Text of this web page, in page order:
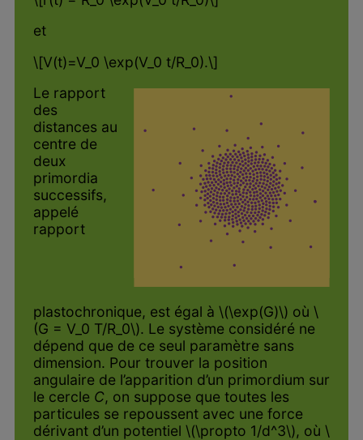
et
\[V(t)=V_0 \exp(V_0 t/R_0).\]
Le rapport
des
distances au
centre de
deux
primordia
successifs,
appelé
rapport
plastochronique, est égal à \(\exp(G)\) où \
(G = V_0 T/R_0\). Le système considéré ne
dépend que de ce seul paramètre sans
dimension. Pour trouver la position
angulaire de l’apparition d’un primordium sur
le cercle C, on suppose que toutes les
particules se repoussent avec une force
dérivant d’un potentiel \(\propto 1/d^3\), où \